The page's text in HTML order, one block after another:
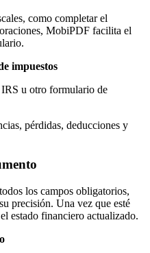
como completar el
MobiPDF facilita el
impuestos
u otro formulario de
pérdidas, deducciones y
los campos obligatorios,
precisión. Una vez que esté
estado financiero actualizado.